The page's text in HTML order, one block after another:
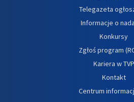
Telegazeta
Informacje o
Konkursy
Zgłoś program
Kariera w TVP
Kontakt
Centrum